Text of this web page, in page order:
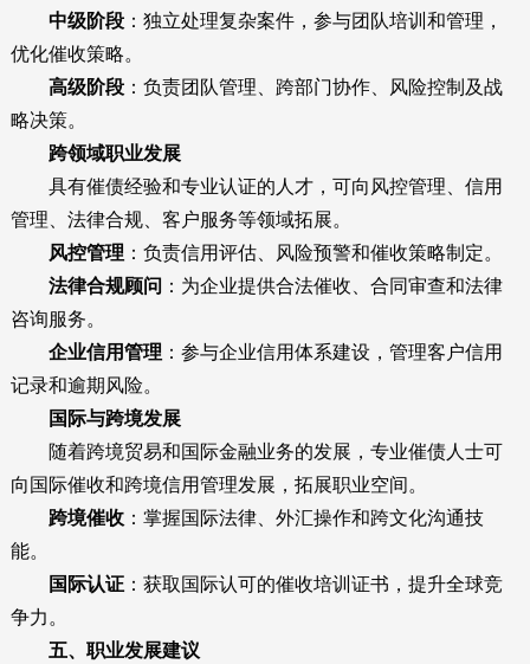
中级阶段：独立处理复杂案件，参与团队培训和管理，
优化催收策略。
高级阶段：负责团队管理、跨部门协作、风险控制及战
略决策。
跨领域职业发展
具有催债经验和专业认证的人才，可向风控管理、信用
管理、法律合规、客户服务等领域拓展。
风控管理 ：负责信用评估、风险预警和催收策略制定。
法律合规顾问 ：为企业提供合法催收、合同审查和法律
咨询服务。
企业信用管理 ：参与企业信用体系建设，管理客户信用
记录和逾期风险。
国际与跨境发展
随着跨境贸易和国际金融业务的发展，专业催债人士可
向国际催收和跨境信用管理发展，拓展职业空间。
跨境催收：掌握国际法律、外汇操作和跨文化沟通技
能。
国际认证：获取国际认可的催收培训证书，提升全球竞
争力。
五、职业发展建议